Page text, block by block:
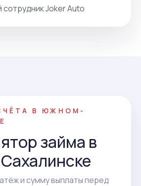
Joker Auto
В ЮЖНОМ-
займа в
и сумму выплаты перед